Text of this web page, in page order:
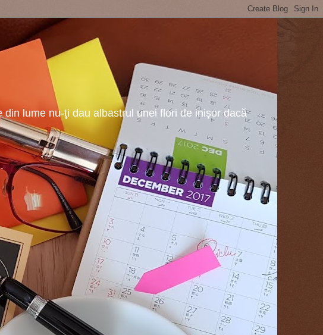
lume nu-ţi dau albastrul unei flori de inişor dacă